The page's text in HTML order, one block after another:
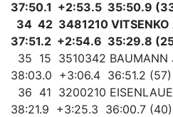
37:50.1 +2:53.5 35:50.9
34 42 3481210
37:51.2 +2:54.6 35:29.8
35 15 3510342
38:03.0 +3:06.4 36:51.2
36 41 3200210
38:21.9 +3:25.3 36:00.7